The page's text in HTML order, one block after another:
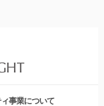
事業について